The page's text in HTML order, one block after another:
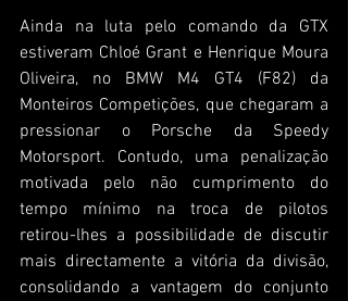
Ainda na luta pelo comando da GTX
estiveram Chloé Grant e Henrique Moura
Oliveira, no BMW M4 GT4 (F82) da
Monteiros Competições, que chegaram a
pressionar o Porsche da Speedy
Motorsport. Contudo, uma penalização
motivada pelo não cumprimento do
tempo mínimo na troca de pilotos
retirou-lhes a possibilidade de discutir
mais directamente a vitória da divisão,
consolidando a vantagem do conjunto